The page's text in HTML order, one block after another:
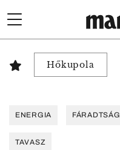
Hőkupola
ENERGIA FÁRADTSÁG
TAVASZ